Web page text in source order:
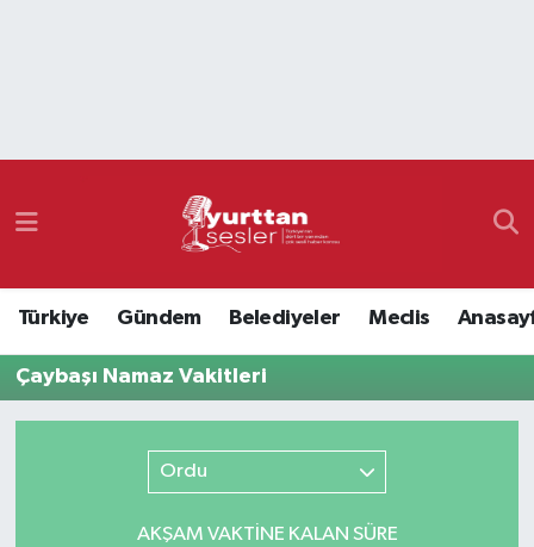
Türkiye Gündem Belediyeler Meclis
Çaybaşı Namaz Vakitleri
Ordu
AKŞAM VAKTİNE KALAN SÜRE
Namaz Vakitleri
Süper Lig Puan Durumu ve Fikstür
Son Dakika Haberleri